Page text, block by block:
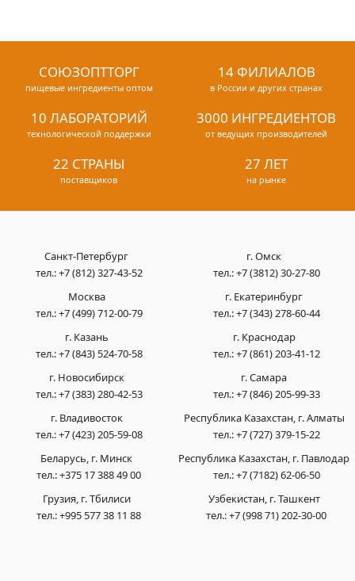
СОЮЗОПТТОРГ
пищевые ингредиенты оптом
14 ФИЛИАЛОВ
в России и других странах
10 ЛАБОРАТОРИЙ
технологической поддержки
3000 ИНГРЕДИЕНТОВ
от ведущих производителей
22 СТРАНЫ
поставщиков
27 ЛЕТ
на рынке
Санкт-Петербург
тел.:+7 (812) 327-43-52
Москва
тел.:+7 (499) 712-00-79
г. Казань
тел.:+7 (843) 524-70-58
г. Новосибирск
тел.:+7 (383) 280-42-53
г. Омск
тел.:+7 (3812) 30-27-80
г. Екатеринбург
тел.:+7 (343) 278-60-44
г. Краснодар
тел.:+7 (861) 203-41-12
г. Самара
тел.:+7 (846) 205-99-33
г. Владивосток
тел.:+7 (423) 205-59-08
Беларусь, г. Минск
тел.:+375 17 388 49 00
Грузия, г. Тбилиси
тел.:+995 577 38 11 88
Республика Казахстан, г. Алматы
тел.:+7 (727) 379-15-22
Республика Казахстан, г. Павлодар
тел.:+7 (7182) 62-06-50
Узбекистан, г. Ташкент
тел.:+7 (998 71) 202-30-00